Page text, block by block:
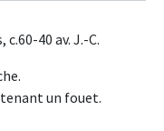
40 av. J.-C.
tenant un fouet.